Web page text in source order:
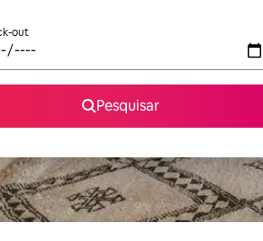
out
Pesquisar